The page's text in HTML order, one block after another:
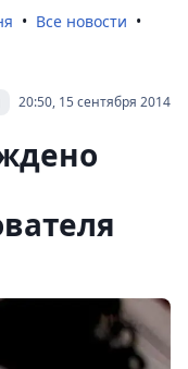
Все новости
20:50, 15 сентября 2014